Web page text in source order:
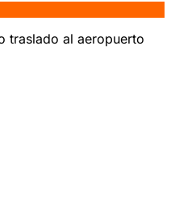
traslado al aeropuerto